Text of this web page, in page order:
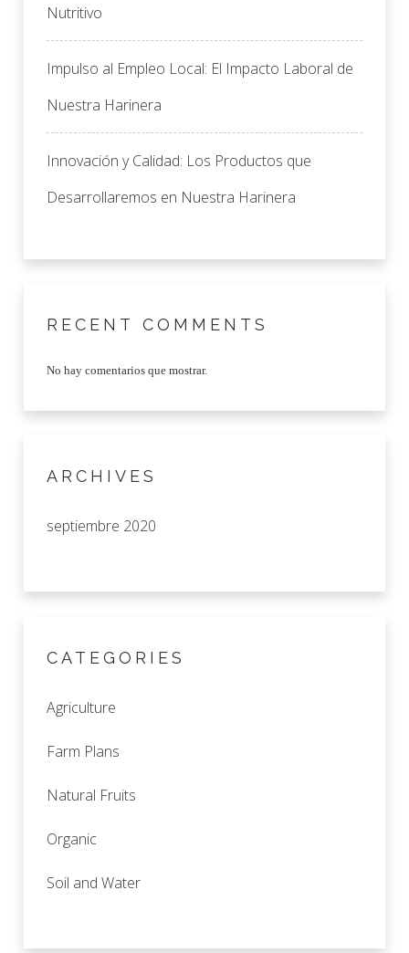
Nutritivo
Impulso al Empleo Local: El Impacto Laboral de
Nuestra Harinera
Innovación y Calidad: Los Productos que
Desarrollaremos en Nuestra Harinera
RECENT COMMENTS
No hay comentarios que mostrar.
ARCHIVES
septiembre 2020
CATEGORIES
Agriculture
Farm Plans
Natural Fruits
Organic
Soil and Water